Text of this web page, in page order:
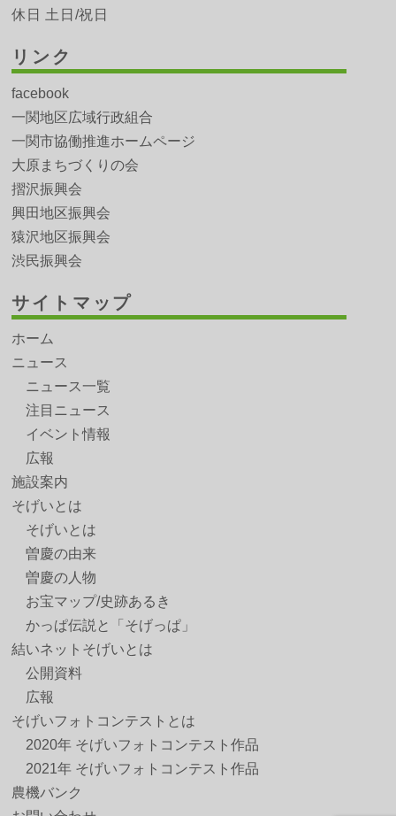
休日 土日/祝日
リンク
facebook
一関地区広域行政組合
一関市協働推進ホームページ
大原まちづくりの会
摺沢振興会
興田地区振興会
猿沢地区振興会
渋民振興会
サイトマップ
ホーム
ニュース
ニュース一覧
注目ニュース
イベント情報
広報
施設案内
そげいとは
そげいとは
曽慶の由来
曽慶の人物
お宝マップ/史跡あるき
かっぱ伝説と「そげっぱ」
結いネットそげいとは
公開資料
広報
そげいフォトコンテストとは
2020年 そげいフォトコンテスト作品
2021年 そげいフォトコンテスト作品
農機バンク